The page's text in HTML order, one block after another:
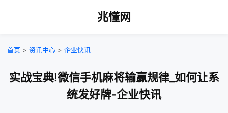
兆懂网
首页 > 资讯中心 > 企业快讯
实战宝典!微信手机麻将输赢规律_如何让系
统发好牌-企业快讯